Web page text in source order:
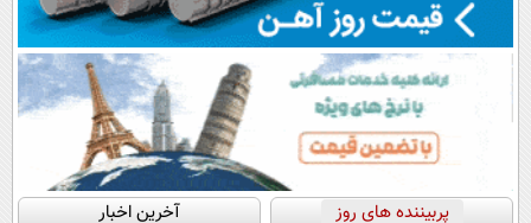
پربیننده های روز آخرین اخبار